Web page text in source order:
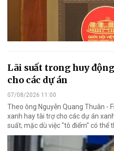
Lãi suất trong huy
cho các dự án
07/08/2026 11:00
Theo ông Nguyễn Quang Thuân -
xanh hay tài trợ cho các dự án
suất; mặc dù việc "tô điểm" có thể